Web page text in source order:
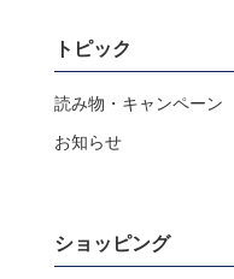
トピック
読み物・キャンペーン
お知らせ
ショッピング